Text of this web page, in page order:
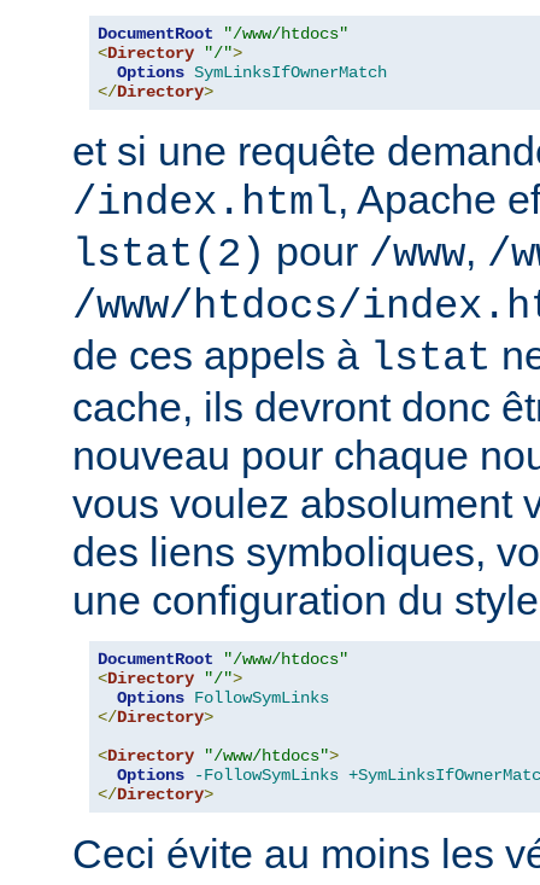
DocumentRoot
"/www/htdocs"
<Directory "/">
Options SymLinksIfOwnerMatch
</Directory>
et si une requête
/index.html, Apache
lstat(2) pour /www, /
/www/htdocs/
de ces appels à lstat
cache, ils devront donc
nouveau pour chaque
vous voulez absolument
des liens symboliques,
une configuration du
DocumentRoot
"/www/htdocs"
<Directory "/">
Options FollowSymLinks
</Directory>
<Directory "/www/htdocs">
Options
-FollowSymLinks
</Directory>
Ceci évite au moins les